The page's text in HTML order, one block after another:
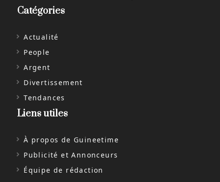
Catégories
Actualité
People
Argent
Divertissement
Tendances
Liens utiles
À propos de Guineetime
Publicité et Annonceurs
Équipe de rédaction